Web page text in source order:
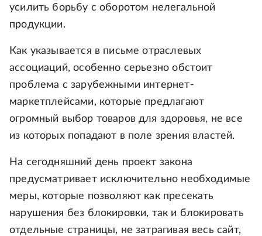
усилить борьбу с оборотом нелегальной
продукции.
Как указывается в письме отраслевых
ассоциаций, особенно серьезно обстоит
проблема с зарубежными интернет-
маркетплейсами, которые предлагают
огромный выбор товаров для здоровья, не все
из которых попадают в поле зрения властей.
На сегодняшний день проект закона
предусматривает исключительно необходимые
меры, которые позволяют как пресекать
нарушения без блокировки, так и блокировать
отдельные страницы, не затрагивая весь сайт,